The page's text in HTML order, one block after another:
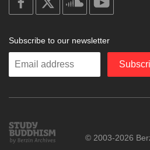
facebook
soundcloud
Subscribe to our newsletter
Enter
Study
Buddhism
© 2003-2026